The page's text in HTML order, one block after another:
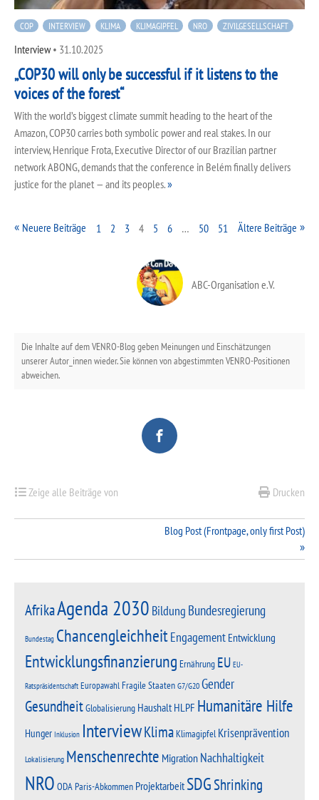
COP INTERVIEW KLIMA KLIMAGIPFEL NRO ZIVILGESELLSCHAFT
Interview• 31.10.2025
„COP30 will only be successful if it listens to the
voices of the forest“
With the world’s biggest climate summit heading to the heart of the
Amazon, COP30 carries both symbolic power and real stakes. In our
interview, Henrique Frota, Executive Director of our Brazilian partner
network ABONG, demands that the conference in Belém finally delivers
justice for the planet — and its peoples.
Neuere Beiträge 1 2 3 4 5 6 … 50 51 Ältere Beiträge
ABC-Organisation e.V.
Die Inhalte auf dem VENRO-Blog geben Meinungen und Einschätzungen
unserer Autor_innen wieder. Sie können von abgestimmten VENRO-Positionen
abweichen.
Drucken
Zeige alle Beiträge von
Blog Post (Frontpage, only first Post)
AfrikaAgenda 2030 Bildung Bundesregierung
Bundestag ChancengleichheitEngagement Entwicklung
Entwicklungsfinanzierung Ernährung EU EU-
Ratspräsidentschaft EuropawahlFragile StaatenG7/G20Gender
GesundheitGlobalisierung HaushaltHLPF Humanitäre Hilfe
Hunger Inklusion InterviewKlimaKlimagipfel Krisenprävention
Lokalisierung Menschenrechte Migration Nachhaltigkeit
NRO ODAParis-Abkommen ProjektarbeitSDGShrinking